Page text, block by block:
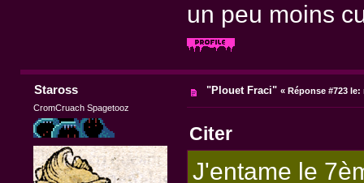
un peu moins
Staross
CromCruach Spagetooz
"Plouet Fraci" «Réponse #723 le:
Citer
J'entame le